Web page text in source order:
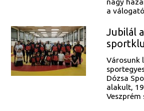
a
Jubilál
Városunk
Dózsa
alakult,